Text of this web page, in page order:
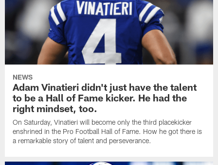
NEWS
Adam Vinatieri didn't just have the talent
to be a Hall of Fame kicker. He had the
right mindset, too.
On Saturday, Vinatieri will become only the third placekicker
enshrined in the Pro Football Hall of Fame. How he got there is
a remarkable story of talent and perseverance.